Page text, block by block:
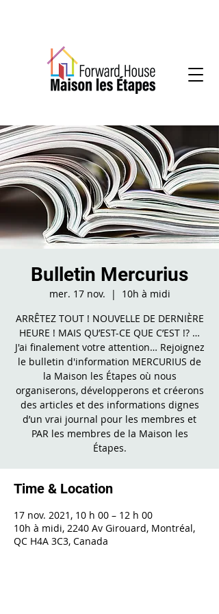
Bulletin Mercurius
mer. 17 nov.
  |
10h à midi
ARRÊTEZ TOUT ! NOUVELLE DE DERNIÈRE
HEURE ! MAIS QU’EST-CE QUE C’EST !? …
J'ai finalement votre attention… Rejoignez
le bulletin d'information MERCURIUS de
la Maison les Étapes où nous
organiserons, développerons et créerons
des articles et des informations dignes
d’un vrai journal pour les membres et
PAR les membres de la Maison les
Étapes.
Time & Location
17 nov. 2021, 10 h 00 – 12 h 00
10h à midi, 2240 Av Girouard, Montréal,
QC H4A 3C3, Canada